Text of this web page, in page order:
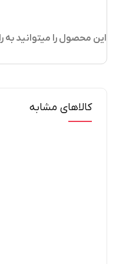
این محصول را میتوانید به
کالاهای مشابه